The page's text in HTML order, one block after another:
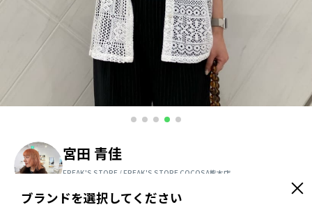
宮田 青佳
FREAK'S STORE / FREAK'S STORE COCOSA熊本店
ブランドを選択してください